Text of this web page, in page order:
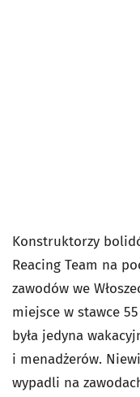
Konstruktorzy
Reacing Team na
zawodów we
miejsce w stawce
była jedyna
i menadżerów.
wypadli na